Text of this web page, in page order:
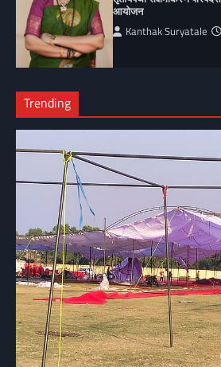
आयोजन
Kanthak Suryatale
Trending